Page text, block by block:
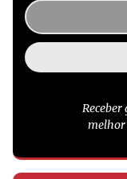
melhor